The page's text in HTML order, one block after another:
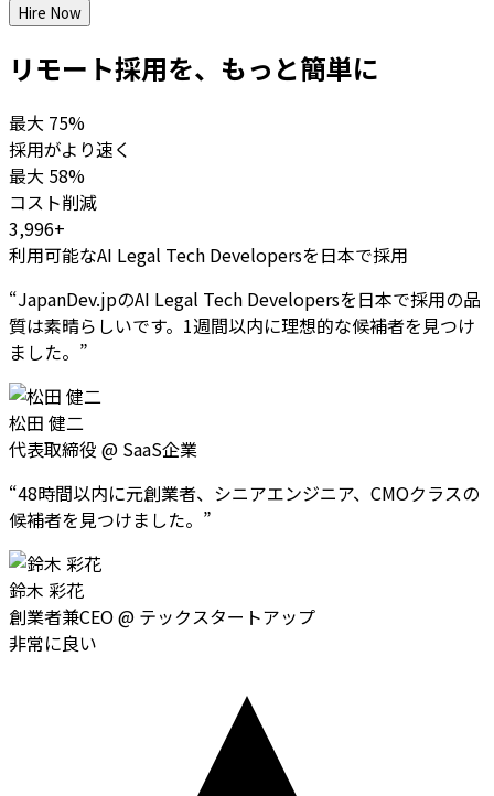
Hire Now
リモート採用を、もっと簡単に
最大 75%
採用がより速く
最大 58%
コスト削減
3,996+
利用可能なAI Legal Tech Developersを日本で採用
“JapanDev.jpのAI Legal Tech Developersを日本で採用の品
質は素晴らしいです。1週間以内に理想的な候補者を見つけ
ました。 ”
松田 健二
代表取締役 @ SaaS企業
“48時間以内に元創業者、シニアエンジニア、CMOクラスの
候補者を見つけました。 ”
鈴木 彩花
創業者兼CEO@ テックスタートアップ
非常に良い